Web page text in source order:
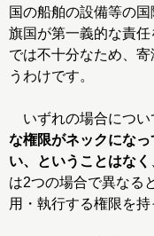
国の船舶の設備等の
旗国が第一義的な責
では不十分なため、
うわけです。
いずれの場合につい
な権限がネックにな
い、ということはなく
は2つの場合で異なる
用・執行する権限を持